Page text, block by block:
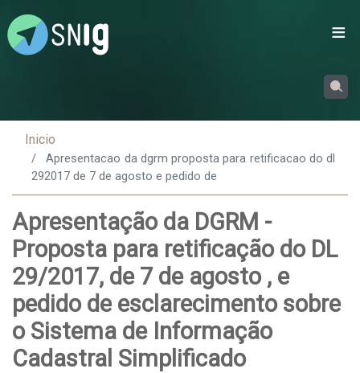
Inicio
Apresentacao da dgrm proposta para retificacao do dl
292017 de 7 de agosto e pedido de
Apresentação da DGRM -
Proposta para retificação do DL
29/2017, de 7 de agosto , e
pedido de esclarecimento sobre
o Sistema de Informação
Cadastral Simplificado